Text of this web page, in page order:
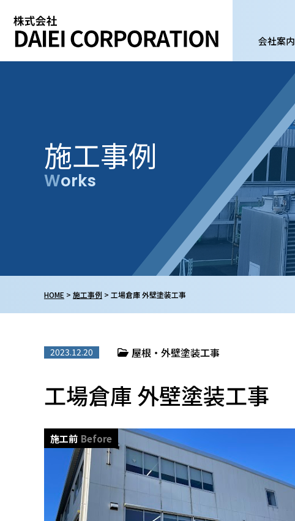
会社案内
施工事例
Works
HOME > 施工事例 > 工場倉庫 外壁塗装工事
2023.12.20 屋根・外壁塗装工事
工場倉庫 外壁塗装工事
施工前 Before